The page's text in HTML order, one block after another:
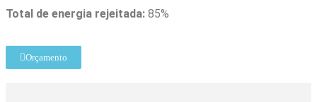
Total de energia rejeitada: 85%
Orçamento